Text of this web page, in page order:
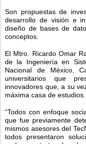
Son propuestas de
desarrollo de visión e
diseño de bases de
conceptos.
El Mtro. Ricardo Omar
de la Ingeniería en
Nacional de México,
universitarios que
innovadores que, a su
máxima casa de estudios.
“Todos con enfoque
que fue previamente
mismos asesores del
todos presentaron